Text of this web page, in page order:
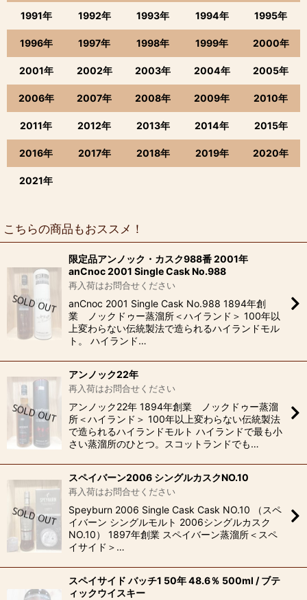
1991年 1992年 1993年 1994年 1995年
1996年 1997年 1998年 1999年 2000年
2001年 2002年 2003年 2004年 2005年
2006年 2007年 2008年 2009年 2010年
2011年 2012年 2013年 2014年 2015年
2016年 2017年 2018年 2019年 2020年
2021年
こちらの商品もおススメ！
限定品アンノック・カスク988番 2001年
anCnoc 2001 Single Cask No.988
再入荷はお問合せください
anCnoc 2001 Single Cask No.988 1894年創
業 ノックドゥー蒸溜所＜ハイランド＞ 100年以
上変わらない伝統製法で造られるハイランドモル
ト。 ハイランド…
アンノック22年
再入荷はお問合せください
アンノック22年 1894年創業 ノックドゥー蒸溜
所＜ハイランド＞ 100年以上変わらない伝統製法
で造られるハイランドモルト ハイランドで最も小
さい蒸溜所のひとつ。スコットランドでも…
スペイバーン2006 シングルカスクNO.10
再入荷はお問合せください
Speyburn 2006 Single Cask Cask NO.10 （スペ
イバーン シングルモルト 2006シングルカスク
NO.10） 1897年創業 スペイバーン蒸溜所＜スペ
イサイド＞…
スペイサイド バッチ1 50年 48.6％ 500ml / ブテ
ィックウイスキー